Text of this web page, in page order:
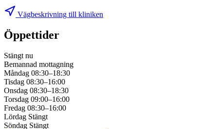
Vägbeskrivning till kliniken
Öppettider
Stängt nu
Bemannad mottagning
Måndag 08:30–18:30
Tisdag 08:30–16:00
Onsdag 08:30–18:30
Torsdag 09:00–16:00
Fredag 08:30–16:00
Lördag Stängt
Söndag Stängt